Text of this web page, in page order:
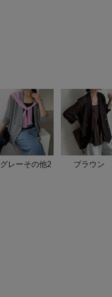
グレーその他2 ブラウン